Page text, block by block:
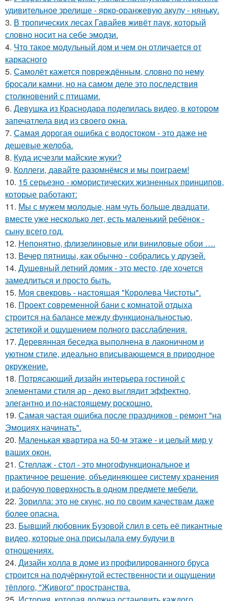
удивительное зрелище - ярко-оранжевую акулу - няньку.
3. В тропических лесах Гавайев живёт паук, который
словно носит на себе эмодзи.
4. Что такое модульный дом и чем он отличается от
каркасного
5. Самолёт кажется повреждённым, словно по нему
бросали камни, но на самом деле это последствия
столкновений с птицами.
6. Девушка из Краснодара поделилась видео, в котором
запечатлела вид из своего окна.
7. Самая дорогая ошибка с водостоком - это даже не
дешевые желоба.
8. Куда исчезли майские жуки?
9. Коллеги, давайте разомнёмся и мы поиграем!
10. 15 серьезно - юмористических жизненных принципов,
которые работают:
11. Мы с мужем молодые, нам чуть больше двадцати,
вместе уже несколько лет, есть маленький ребёнок -
сыну всего год.
12. Непонятно, флизелиновые или виниловые обои ….
13. Вечер пятницы, как обычно - собрались у друзей.
14. Душевный летний домик - это место, где хочется
замедлиться и просто быть.
15. Моя свекровь - настоящая "Королева Чистоты".
16. Проект современной бани с комнатой отдыха
строится на балансе между функциональностью,
эстетикой и ощущением полного расслабления.
17. Деревянная беседка выполнена в лаконичном и
уютном стиле, идеально вписывающемся в природное
окружение.
18. Потрясающий дизайн интерьера гостиной с
элементами стиля ар - деко выглядит эффектно,
элегантно и по-настоящему роскошно.
19. Самая частая ошибка после праздников - ремонт "на
Эмоциях начинать".
20. Маленькая квартира на 50-м этаже - и целый мир у
ваших окон.
21. Стеллаж - стол - это многофункциональное и
практичное решение, объединяющее систему хранения
и рабочую поверхность в одном предмете мебели.
22. Зорилла: это не скунс, но по своим качествам даже
более опасна.
23. Бывший любовник Бузовой слил в сеть её пикантные
видео, которые она присылала ему будучи в
отношениях.
24. Дизайн холла в доме из профилированного бруса
строится на подчёркнутой естественности и ощущении
тёплого, "Живого" пространства.